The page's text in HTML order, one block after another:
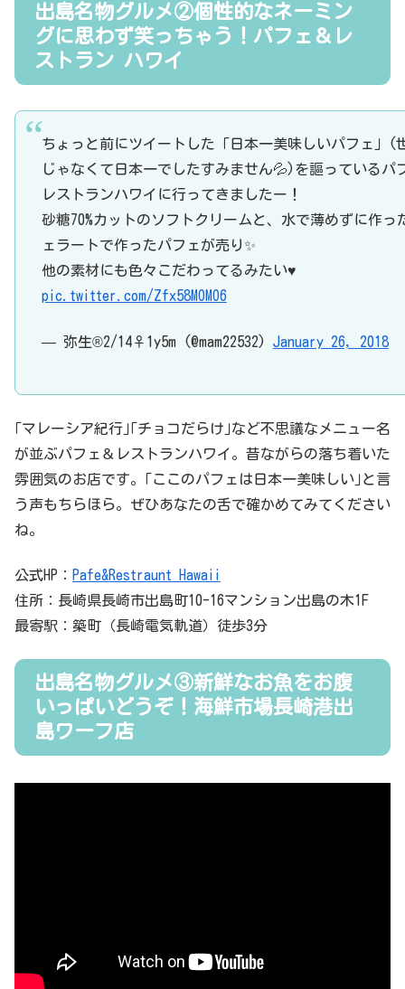
出島名物グルメ②個性的なネーミン
グに思わず笑っちゃう！パフェ＆レ
ストラン ハワイ
ちょっと前にツイートした「日本一美味しいパフェ」(
じゃなくて日本一でしたすみません💦)を謳っているパ
レストランハワイに行ってきましたー！
砂糖70%カットのソフトクリームと、水で薄めずに作っ
ェラートで作ったパフェが売り✨
他の素材にも色々こだわってるみたい♥️
pic.twitter.com/Zfx58MOMO6
— 弥生®️2/14♀1y5m (@mam22532) January 26, 2018
｢マレーシア紀行｣｢チョコだらけ｣など不思議なメニュー名
が並ぶパフェ＆レストランハワイ。昔ながらの落ち着いた
雰囲気のお店です。｢ここのパフェは日本一美味しい｣と言
う声もちらほら。ぜひあなたの舌で確かめてみてください
ね。
公式HP： Pafe&Restraunt Hawaii
住所：長崎県長崎市出島町10-16マンション出島の木1F
最寄駅：築町（長崎電気軌道）徒歩3分
出島名物グルメ③新鮮なお魚をお腹
いっぱいどうぞ！海鮮市場長崎港出
島ワーフ店